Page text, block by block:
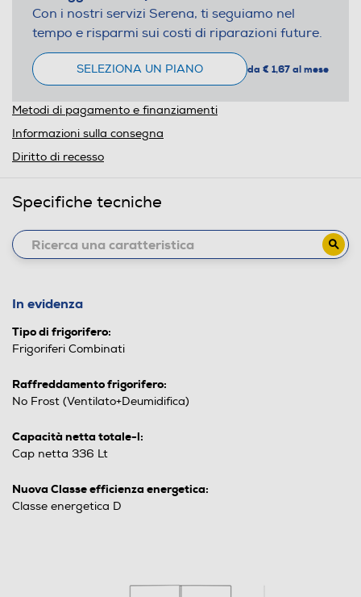
Con i nostri servizi Serena, ti seguiamo nel
tempo e risparmi sui costi di riparazioni future.
SELEZIONA UN PIANO da € 1,67 al mese
Metodi di pagamento e finanziamenti
Informazioni sulla consegna
Diritto di recesso
Specifiche tecniche
In evidenza
Tipo di frigorifero:
Frigoriferi Combinati
Raffreddamento frigorifero:
No Frost (Ventilato+Deumidifica)
Capacità netta totale-l:
Cap netta 336 Lt
Nuova Classe efficienza energetica:
Classe energetica D